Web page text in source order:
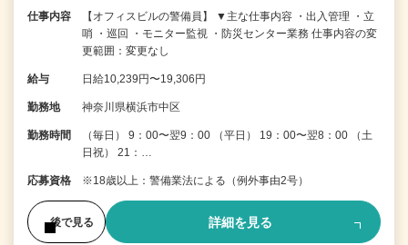
仕事内容
【オフィスビルの警備員】 ▼主な仕事内容 ・出入管理 ・立
哨 ・巡回 ・モニター監視 ・防災センター業務 仕事内容の変
更範囲：変更なし
給与 日給10,239円〜19,306円
勤務地 神奈川県横浜市中区
勤務時間
（毎日） 9：00〜翌9：00 （平日） 19：00〜翌8：00 （土
日祝） 21：…
応募資格 ※18歳以上：警備業法による（例外事由2号）
後で見る 詳細を見る